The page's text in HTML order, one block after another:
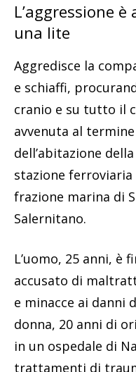
L’aggressione
una lite
Aggredisce la
e schiaffi,
cranio e su tutto il
avvenuta al
dell’abitazione
stazione
frazione marina di
Salernitano.
L’uomo, 25 anni, è
accusato di
e minacce ai danni
donna, 20 anni di
in un ospedale di
trattamenti di